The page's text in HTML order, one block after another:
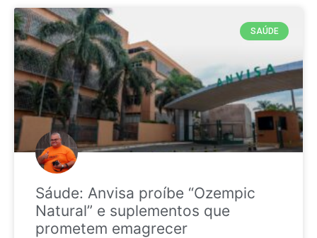
SAÚDE
Sáude: Anvisa proíbe “Ozempic
Natural” e suplementos que
prometem emagrecer